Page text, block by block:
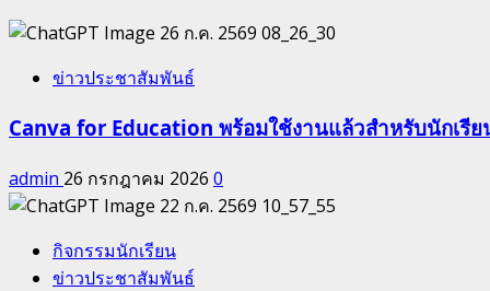
ข่าวประชาสัมพันธ์
Canva for Education พร้อมใช้งานแล้วสำหรับนักเรี
admin 26 กรกฎาคม 2026 0
กิจกรรมนักเรียน
ข่าวประชาสัมพันธ์